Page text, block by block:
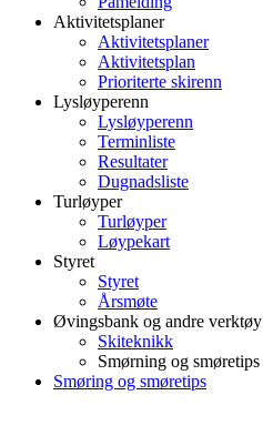
Aktivitetsplaner
Aktivitetsplaner
Aktivitetsplan
Prioriterte skirenn
Lysløyperenn
Lysløyperenn
Terminliste
Resultater
Dugnadsliste
Turløyper
Turløyper
Løypekart
Styret
Styret
Årsmøte
Øvingsbank og andre verktøy
Skiteknikk
Smørning og smøretips
Smøring og smøretips